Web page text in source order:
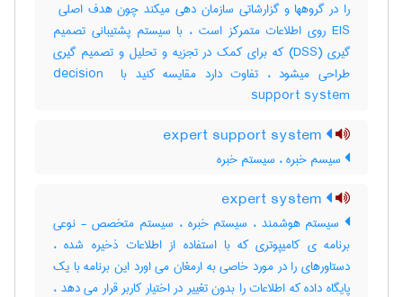
EIS روی اطلاعات متمرکز است ، با سیستم پشتیبانی تصمیم
گیری (‎DSS) که برای کمک در تجزیه و تحلیل و تصمیم گیری
طراحی میشود ، تفاوت دارد مقایسه کنید با ‎decision ‎
support system
سیسم خبره ، سیستم خبره
سیستم هوشمند ، سیستم خبره ، سیستم متخصص - نوعی
برنامه ی کامیپوتری که با استفاده از اطلاعات ذخیره شده ،
دستاورهای را در مورد خاصی به ارمغان می اورد این برنامه با یک
پایگاه داده که اطلاعات را بدون تغییر در اختیار کاربر قرار می دهد ،